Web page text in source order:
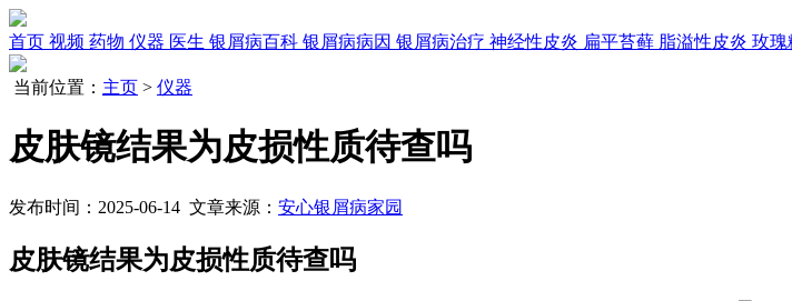
首页 视频 药物 仪器 医生 银屑病百科 银屑病病因 银屑病治疗 神经性皮炎 扁平苔藓 脂溢性皮炎 玫瑰
当前位置： 主页 > 仪器
皮肤镜结果为皮损性质待查吗
发布时间：2025-06-14 文章来源： 安心银屑病家园
皮肤镜结果为皮损性质待查吗